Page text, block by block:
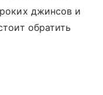
джинсов и
обратить